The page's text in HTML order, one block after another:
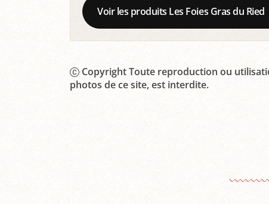
Voir les produits Les Foies Gras du Ried
Copyright Toute reproduction ou
photos de ce site, est interdite.